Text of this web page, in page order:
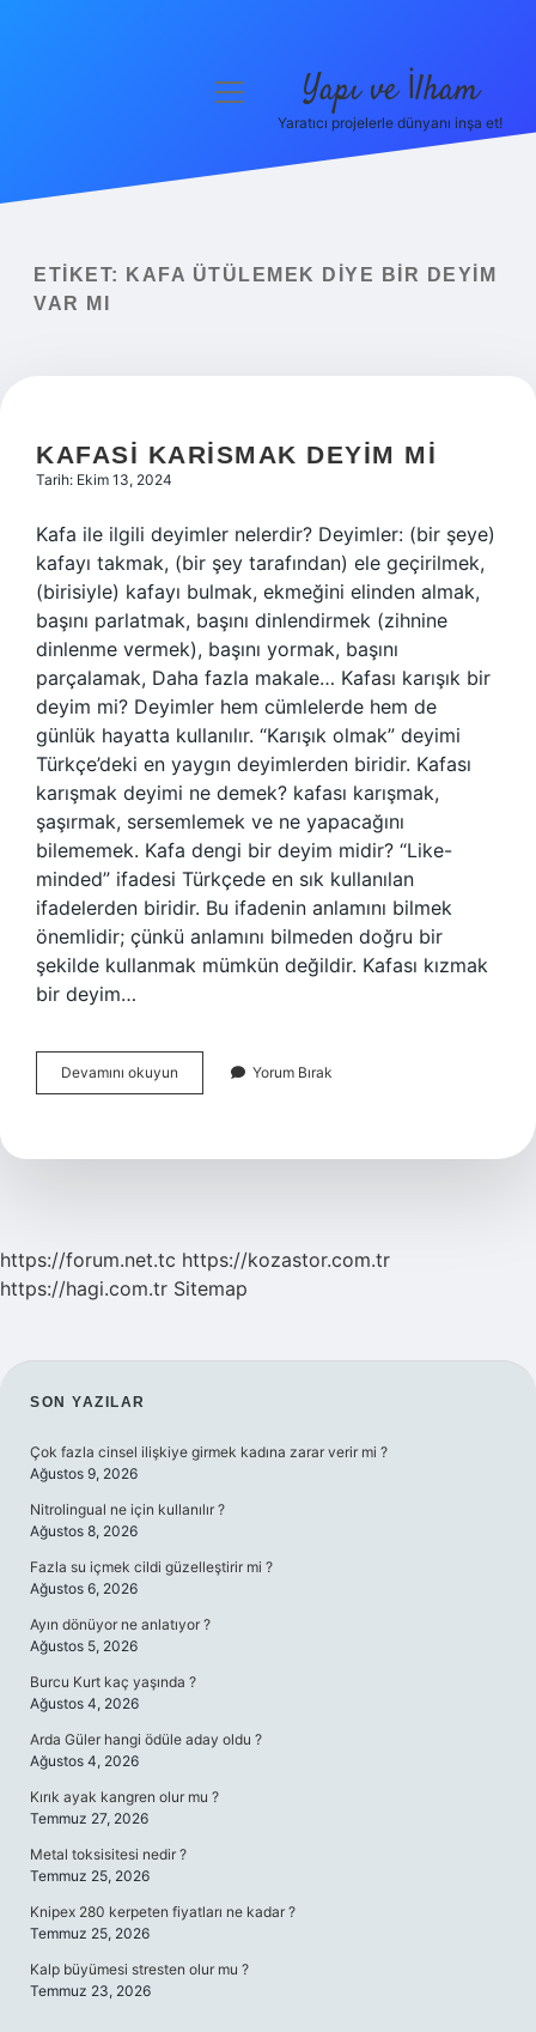
Yasal Uyarı
menüyü
Yapı ve İlham
Yaratıcı projelerle dünyanı inşa et!
ETIKET:
KAFA ÜTÜLEMEK DIYE BIR DEYIM
VAR MI
KAFASI KARISMAK DEYIM MI
Tarih: Ekim 13, 2024
Kafa ile ilgili deyimler nelerdir? Deyimler: (bir şeye)
kafayı takmak, (bir şey tarafından) ele geçirilmek,
(birisiyle) kafayı bulmak, ekmeğini elinden almak,
başını parlatmak, başını dinlendirmek (zihnine
dinlenme vermek), başını yormak, başını
parçalamak, Daha fazla makale… Kafası karışık bir
deyim mi? Deyimler hem cümlelerde hem de
günlük hayatta kullanılır. “Karışık olmak” deyimi
Türkçe’deki en yaygın deyimlerden biridir. Kafası
karışmak deyimi ne demek? kafası karışmak,
şaşırmak, sersemlemek ve ne yapacağını
bilememek. Kafa dengi bir deyim midir? “Like-
minded” ifadesi Türkçede en sık kullanılan
ifadelerden biridir. Bu ifadenin anlamını bilmek
önemlidir; çünkü anlamını bilmeden doğru bir
şekilde kullanmak mümkün değildir. Kafası kızmak
bir deyim…
Devamını okuyun
Karismak
Yorum Bırak
https://forum.net.tc https://kozastor.com.tr
https://hagi.com.tr Sitemap
SIDEBAR
SON YAZILAR
Çok fazla cinsel ilişkiye girmek kadına zarar verir mi ?
Ağustos 9, 2026
Nitrolingual ne için kullanılır ?
Ağustos 8, 2026
Fazla su içmek cildi güzelleştirir mi ?
Ağustos 6, 2026
Ayın dönüyor ne anlatıyor ?
Ağustos 5, 2026
Burcu Kurt kaç yaşında ?
Ağustos 4, 2026
Arda Güler hangi ödüle aday oldu ?
Ağustos 4, 2026
Kırık ayak kangren olur mu ?
Temmuz 27, 2026
Metal toksisitesi nedir ?
Temmuz 25, 2026
Knipex 280 kerpeten fiyatları ne kadar ?
Temmuz 25, 2026
Kalp büyümesi stresten olur mu ?
Temmuz 23, 2026